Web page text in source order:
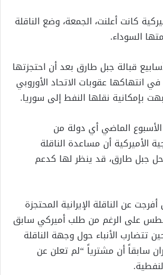
كانت أعلنت، الجمعة، وضع الناقلة
قبالة جبل طارق بعد أن احتجزتها
انتهاكها عقوبات الاتحاد الأوروبي
بإمكانية نقلها النفط إلى سوريا.
الماضي أي دولة من
الأميركية أن مساعدة الناقلة
جبل طارق، قد ينظر لها كدعم
عن الناقلة الإيرانية المحتجزة
في 15 أغسطس على الرغم من طلب أميركي سابق
تتضارب الأنباء حول وجهة الناقلة
سابقاً أن مشترياً “لم تعلن عن